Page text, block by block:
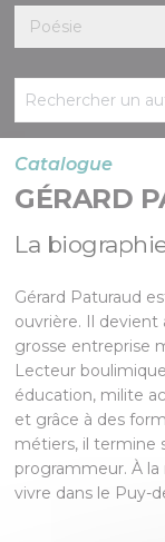
Catalogue
GÉRARD
La
Gérard Paturaud
ouvrière. Il devient
grosse entreprise
Lecteur
éducation, milite
et grâce à des
métiers, il termine
programmeur. À
vivre dans le Puy-